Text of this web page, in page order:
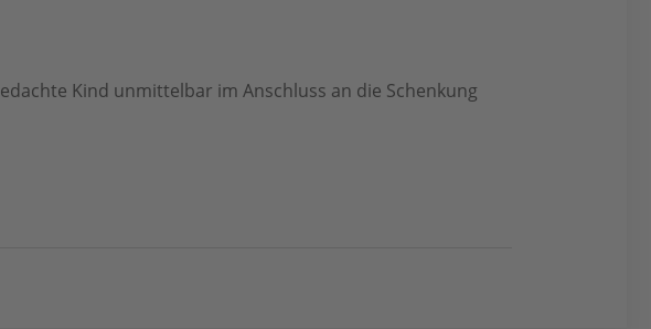
Kind unmittelbar im Anschluss an die Schenkung